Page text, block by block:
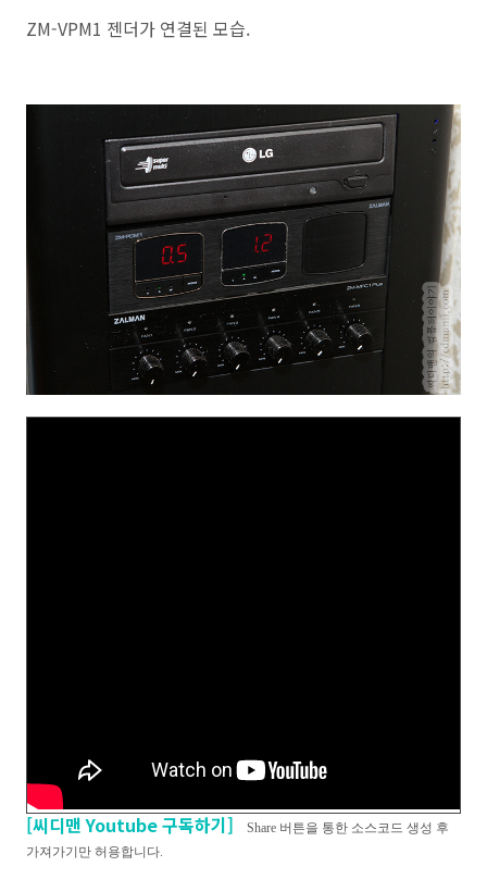
ZM-VPM1 젠더가 연결된 모습.
[씨디맨 Youtube 구독하기]
Share 버튼을 통한 소스코드 생성 후
가져가기만 허용합니다.